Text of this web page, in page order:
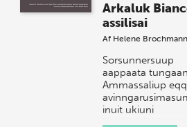
Arkaluk
assilisai
Af Helene Brochmann
Sorsunnersuup
aappaata
Ammassaliup
inuit ukiuni